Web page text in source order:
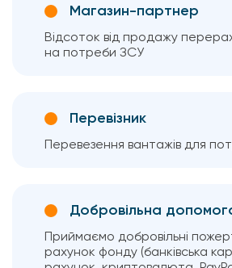
Магазин-партнер
Відсоток від продажу
на потреби ЗСУ
Перевізник
Перевезення вантажів для
Добровільна
Приймаємо добровільні
рахунок фонду (банківська